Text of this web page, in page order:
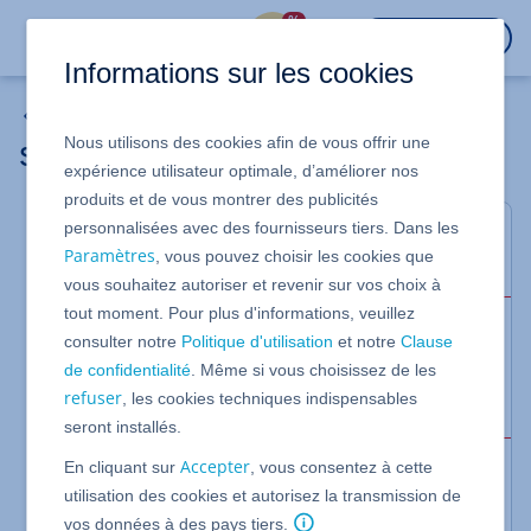
%
Supprimer un pack de sauvegarde
Cet article explique comment supprimer un pack de
sauvegarde.
Si vous supprimez un pack de sauvegarde, toutes
les sauvegardes de ce pack seront irrévocablement
supprimées.
Rendez-vous dans la section
Pack de sauvegardede votre Cloud Panel.
Informations sur les cookies
Nous utilisons des cookies afin de vous offrir une
expérience utilisateur optimale, d’améliorer nos
produits et de vous montrer des publicités
personnalisées avec des fournisseurs tiers. Dans les
Paramètres , vous pouvez choisir les cookies que
vous souhaitez autoriser et revenir sur vos choix à
tout moment. Pour plus d'informations, veuillez
consulter notre Politique d'utilisation et notreClause
de confidentialité . Même si vous choisissez de les
refuser , les cookies techniques indispensables
seront installés.
En cliquant surAccepter , vous consentez à cette
utilisation des cookies et autorisez la transmission de
vos données à des pays tiers.